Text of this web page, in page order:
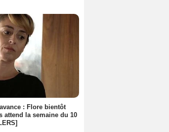
: Flore bientôt
attend la semaine du 10